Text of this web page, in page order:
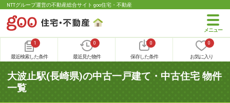
NTTグループ運営の不動産総合サイト goo住宅・不動産
1
最近検索した条件
0
最近見た物件
0
保存した条件
0
お気に入り
大波止駅(長崎県)の中古一戸建て・中古住宅 物件
一覧